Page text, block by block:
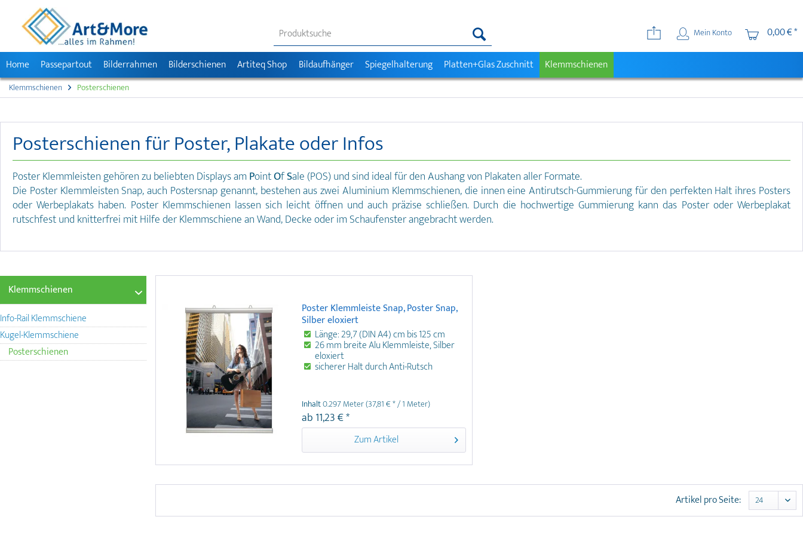
Mein Konto
0,00 € *
Home
Passepartout Bilderrahmen Bilderschienen Artiteq Shop Bildaufhänger Spiegelhalterung Platten+Glas Zuschnitt Klemmschienen
Klemmschienen Posterschienen
Posterschienen für Poster, Plakate oder Infos
Poster Klemmleisten gehören zu beliebten Displays amPointOfSale (POS) und sind ideal für den Aushang von Plakaten aller Formate.
Die Poster Klemmleisten Snap, auch Postersnap genannt, bestehen aus zwei Aluminium Klemmschienen, die innen eine Antirutsch-Gummierung für den perfekten Halt ihres Posters
oder Werbeplakats haben. Poster Klemmschienen lassen sich leicht öffnen und auch präzise schließen. Durch die hochwertige Gummierung kann das Poster oder Werbeplakat
rutschfest und knitterfrei mit Hilfe der Klemmschiene an Wand, Decke oder im Schaufenster angebracht werden.
Klemmschienen
Info-Rail Klemmschiene
Kugel-Klemmschiene
Posterschienen
Poster Klemmleiste Snap, Poster Snap,
Silber eloxiert
Länge: 29,7 (DIN A4) cm bis 125 cm
26 mm breite Alu Klemmleiste, Silber
eloxiert
sicherer Halt durch Anti-Rutsch
verschiebbare Aufhänger
Die Posterschiene Snap mit Anti-Rutsch
Gummilippen ist eine moderne Klemmleiste, die
ein schnelles, flexibles und knitterfreies
Aufhängen und Austauschen von Postern am
POS ermöglicht.
Alu Klemmleiste als Set sicherer Halt durch Anti-
Klemmleiste Snap, Poster Snap, Silber eloxiert
Inhalt0.297 Meter(37,81 € * / 1 Meter)
ab 11,23 € *
Zum Artikel
Artikel pro Seite: